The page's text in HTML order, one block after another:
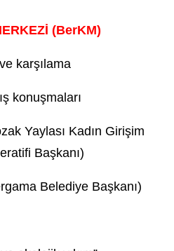
(BerKM)
karşılama
konuşmaları
Yaylası Kadın Girişim
Başkanı)
Belediye Başkanı)